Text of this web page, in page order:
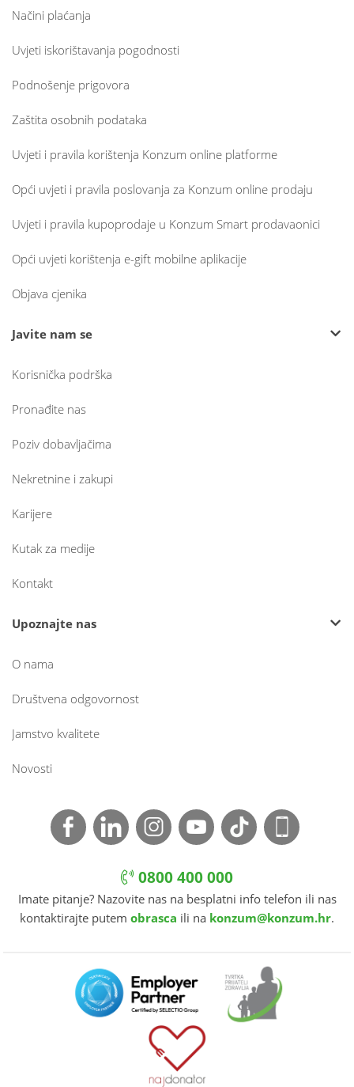
Načini plaćanja
Uvjeti iskorištavanja pogodnosti
Podnošenje prigovora
Zaštita osobnih podataka
Uvjeti i pravila korištenja Konzum online platforme
Opći uvjeti i pravila poslovanja za Konzum online prodaju
Uvjeti i pravila kupoprodaje u Konzum Smart prodavaonici
Opći uvjeti korištenja e-gift mobilne aplikacije
Objava cjenika
Javite nam se
Korisnička podrška
Pronađite nas
Poziv dobavljačima
Nekretnine i zakupi
Karijere
Kutak za medije
Kontakt
Upoznajte nas
O nama
Društvena odgovornost
Jamstvo kvalitete
Novosti
0800 400 000
Imate pitanje? Nazovite nas na besplatni info telefon ili nas
kontaktirajte putem obrasca ili na konzum@konzum.hr.